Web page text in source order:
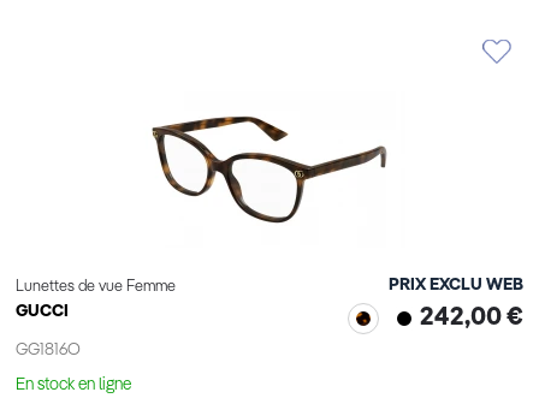
Lunettes de vue Femme
GUCCI
GG1816O
PRIX EXCLU WEB
242,00 €
En stock en ligne